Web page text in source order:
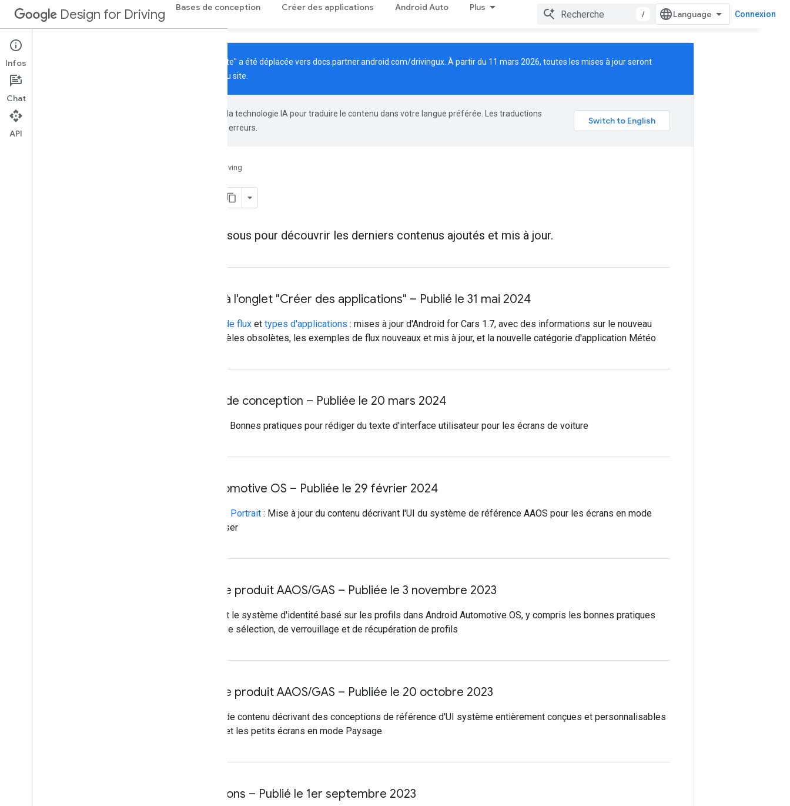
Design for Driving Bases de conception Créer des applications Android Auto Plus
/ Connexion
La section "Conception pour la conduite" a été déplacée vers docs.partner.android.com/drivingux . À partir du 11 mars 2026, toutes les mises à jour seront
publiées exclusivement sur le nouveau site.
Google utilise la technologie IA pour traduire le contenu dans votre langue préférée. Les traductions
générées par IA peuvent contenir des erreurs.
Design for Driving
Cliquez sur les liens ci-dessous pour découvrir les derniers contenus ajoutés et mis à jour.
Modifications apportées à l'onglet "Créer des applications" – Publié le 31 mai 2024
exemples de flux et types d'applications : mises à jour d'Android for Cars 1.7, avec des informations sur le nouveau
modèle Carte et contenu, les modèles obsolètes, les exemples de flux nouveaux et mis à jour, et la nouvelle catégorie d'application Météo
Mise à jour des principes de conception – Publiée le 20 mars 2024
(nouveau) : Bonnes pratiques pour rédiger du texte d'interface utilisateur pour les écrans de voiture
Mise à jour d'Android Automotive OS – Publiée le 29 février 2024
Conception de référence en mode Portrait : Mise à jour du contenu décrivant l'UI du système de référence AAOS pour les écrans en mode
Portrait et comment la personnaliser
Mise à jour de l'expérience produit AAOS/GAS – Publiée le 3 novembre 2023
: ajout de contenu décrivant le système d'identité basé sur les profils dans Android Automotive OS, y compris les bonnes pratiques
pour concevoir des expériences de sélection, de verrouillage et de récupération de profils
Mise à jour de l'expérience produit AAOS/GAS – Publiée le 20 octobre 2023
: Ajout de contenu décrivant des conceptions de référence d'UI système entièrement conçues et personnalisables
pour les écrans en mode Portrait et les petits écrans en mode Paysage
Mises à jour des notifications – Publié le 1er septembre 2023
Infos
Chat
API